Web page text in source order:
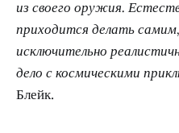
из своего оружия.
приходится делать
исключительно
дело с космическими
Блейк.